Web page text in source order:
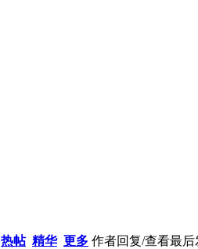
热帖 精华 更多 作者回复/查看最后